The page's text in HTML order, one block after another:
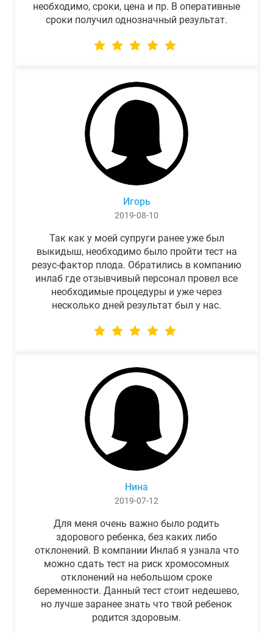
необходимо, сроки, цена и пр. В оперативные
сроки получил однозначный результат.
Игорь
2019-08-10
Так как у моей супруги ранее уже был
выкидыш, необходимо было пройти тест на
резус-фактор плода. Обратились в компанию
инлаб где отзывчивый персонал провел все
необходимые процедуры и уже через
несколько дней результат был у нас.
Нина
2019-07-12
Для меня очень важно было родить
здорового ребенка, без каких либо
отклонений. В компании Инлаб я узнала что
можно сдать тест на риск хромосомных
отклонений на небольшом сроке
беременности. Данный тест стоит недешево,
но лучше заранее знать что твой ребенок
родится здоровым.